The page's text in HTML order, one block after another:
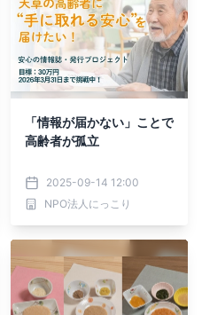
「情報が届かない」ことで
高齢者が孤立
2025-09-14 12:00
NPO法人にっこり